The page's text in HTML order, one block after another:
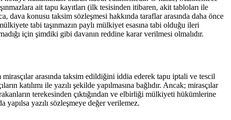
ait tapu kayıtları (ilk tesisinden itibaren, akit tabloları ile
dava konusu taksim sözleşmesi hakkında taraflar arasında daha önce
tabi taşınmazın paylı mülkiyet esasına tabi olduğu ileri
için şimdiki gibi davanın reddine karar verilmesi olmalıdır.
arasında taksim edildiğini iddia ederek tapu iptali ve tescil
katılımı ile yazılı şekilde yapılmasına bağlıdır. Ancak; mirasçılar
terekesinden çıktığından ve elbirliği mülkiyeti hükümlerine
yazılı sözleşmeye değer verilemez.